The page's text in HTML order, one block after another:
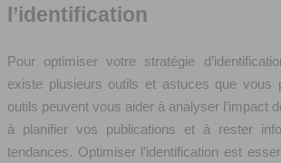
l’identification
Pour optimiser votre stratégie
existe plusieurs outils et astuces que vous
outils peuvent vous aider à analyser l’impact
à planifier vos publications et à rester
tendances. Optimiser l’identification est